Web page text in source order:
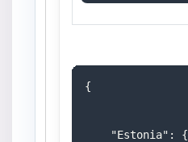
{
    "Estonia": {